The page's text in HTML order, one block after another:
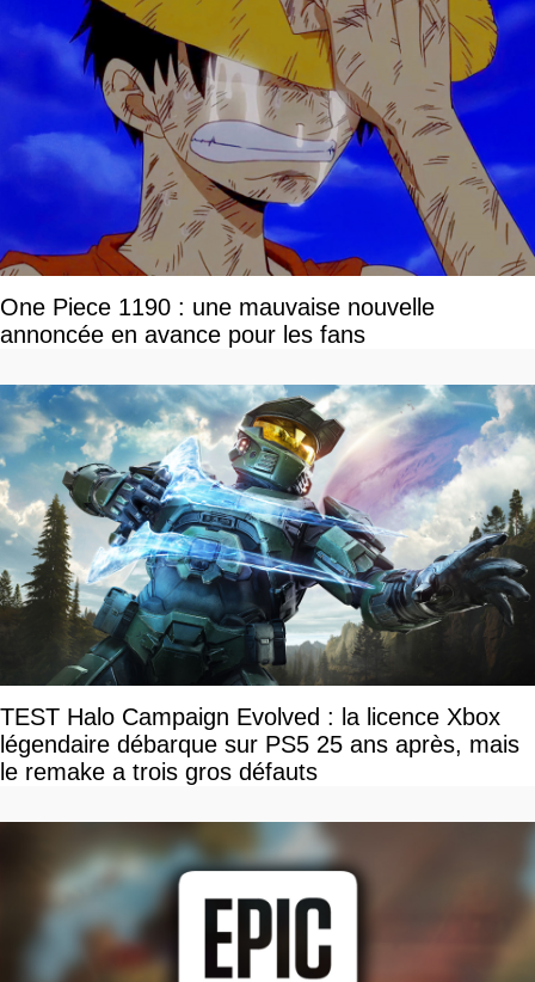
One Piece 1190 : une mauvaise nouvelle
annoncée en avance pour les fans
TEST Halo Campaign Evolved : la licence Xbox
légendaire débarque sur PS5 25 ans après, mais
le remake a trois gros défauts